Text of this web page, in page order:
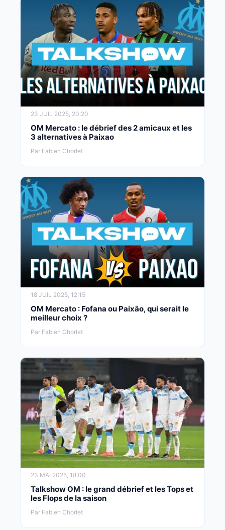
23 JUIL 2025, 20:20
OM Mercato : le débrief des 2 amicaux et les
3 alternatives à Paixao
Par Fabien Chorlet
18 JUIL 2025, 12:15
OM Mercato : Fofana ou Paixão, qui serait le
meilleur choix ?
Par Fabien Chorlet
23 MAI 2025, 18:00
Talkshow OM : le grand débrief et les Tops et
les Flops de la saison
Par Fabien Chorlet